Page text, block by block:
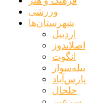
ورزشی
شهرستان‌ها
اردبیل
اصلاندوز
انگوت
بیله‌سوار
پارس‌آباد
خلخال